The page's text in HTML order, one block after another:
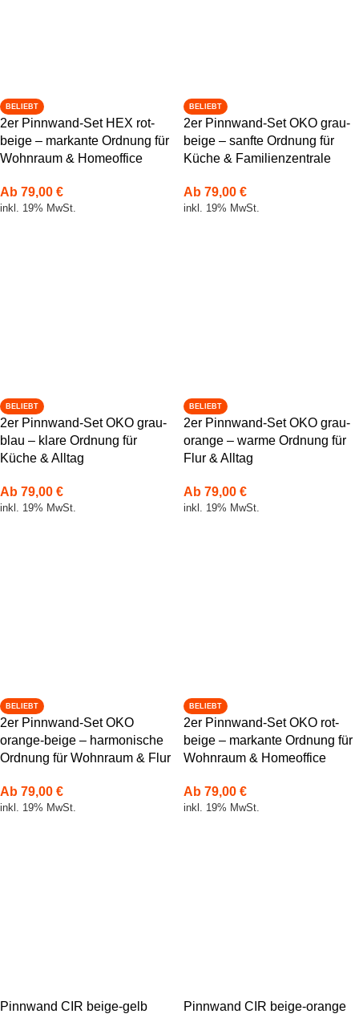
BELIEBT
2er Pinnwand-Set HEX rot-
beige – markante Ordnung für
Wohnraum & Homeoffice
Ab 79,00 €
inkl. 19% MwSt.
BELIEBT
2er Pinnwand-Set OKO grau-
beige – sanfte Ordnung für
Küche & Familienzentrale
Ab 79,00 €
inkl. 19% MwSt.
BELIEBT
2er Pinnwand-Set OKO grau-
blau – klare Ordnung für
Küche & Alltag
Ab 79,00 €
inkl. 19% MwSt.
BELIEBT
2er Pinnwand-Set OKO grau-
orange – warme Ordnung für
Flur & Alltag
Ab 79,00 €
inkl. 19% MwSt.
BELIEBT
2er Pinnwand-Set OKO
orange-beige – harmonische
Ordnung für Wohnraum & Flur
Ab 79,00 €
inkl. 19% MwSt.
BELIEBT
2er Pinnwand-Set OKO rot-
beige – markante Ordnung für
Wohnraum & Homeoffice
Ab 79,00 €
inkl. 19% MwSt.
Pinnwand CIR beige-gelb Pinnwand CIR beige-orange